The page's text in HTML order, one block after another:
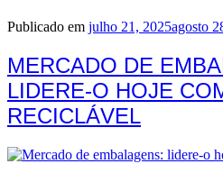
Publicado em julho 21, 2025agosto
MERCADO DE
LIDERE-O HOJE
RECICLÁVEL